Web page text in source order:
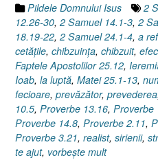
Pildele Domnului Isus 2
12.26-30, 2 Samuel 14.1-3, 2
18.19-22, 2 Samuel 24.1-4, a
cetăţile, chibzuinţa, chibzuit,
Faptele Apostolilor 25.12,
Ioab, la luptă, Matei 25.1-13,
fecioare, prevăzător, prevederea
10.5, Proverbe 13.16, Proverbe
Proverbe 14.8, Proverbe 2.11,
Proverbe 3.21, realist, sirienii,
te ajut, vorbeşte mult